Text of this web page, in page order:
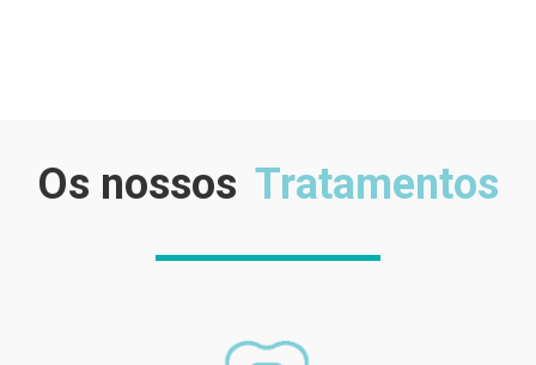
Os nossos Tratamentos